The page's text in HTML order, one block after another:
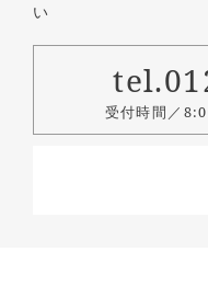
い
受付時間／